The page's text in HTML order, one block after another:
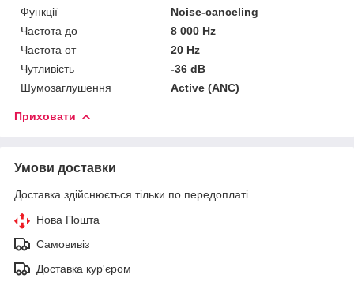
Функції
Noise-canceling
Частота до
8 000 Hz
Частота от
20 Hz
Чутливість
-36 dB
Шумозаглушення
Active (ANC)
Приховати
Умови доставки
Доставка здійснюється тільки по передоплаті.
Нова Пошта
Самовивіз
Доставка кур'єром